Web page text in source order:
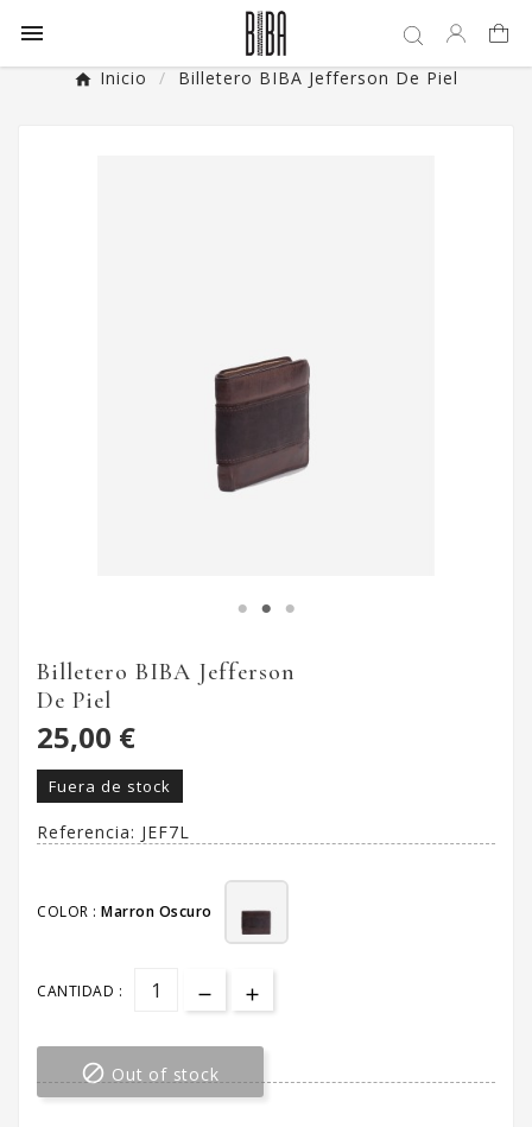

Inicio Billetero BIBA Jefferson De Piel
Billetero BIBA Jefferson
De Piel
25,00 €
Fuera de stock
Referencia: JEF7L
COLOR : Marron Oscuro
CANTIDAD :
 Out of stock